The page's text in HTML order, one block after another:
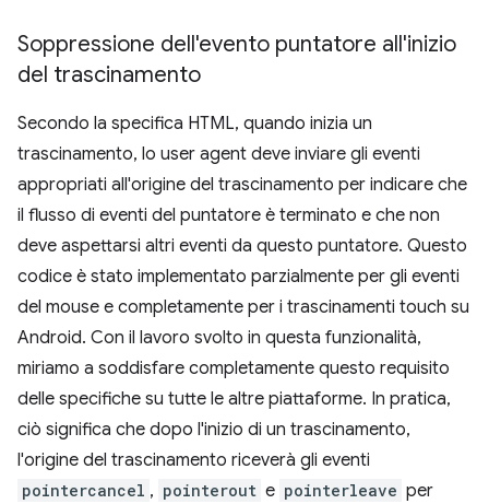
Soppressione dell'evento puntatore all'inizio
del trascinamento
Secondo la specifica HTML, quando inizia un
trascinamento, lo user agent deve inviare gli eventi
appropriati all'origine del trascinamento per indicare che
il flusso di eventi del puntatore è terminato e che non
deve aspettarsi altri eventi da questo puntatore. Questo
codice è stato implementato parzialmente per gli eventi
del mouse e completamente per i trascinamenti touch su
Android. Con il lavoro svolto in questa funzionalità,
miriamo a soddisfare completamente questo requisito
delle specifiche su tutte le altre piattaforme. In pratica,
ciò significa che dopo l'inizio di un trascinamento,
l'origine del trascinamento riceverà gli eventi
pointercancel , pointerout e pointerleave per